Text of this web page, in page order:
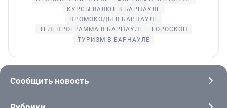
КУРСЫ ВАЛЮТ В БАРНАУЛЕ
ПРОМОКОДЫ В БАРНАУЛЕ
ТЕЛЕПРОГРАММА В БАРНАУЛЕ
ГОРОСКОП
ТУРИЗМ В БАРНАУЛЕ
Сообщить новость